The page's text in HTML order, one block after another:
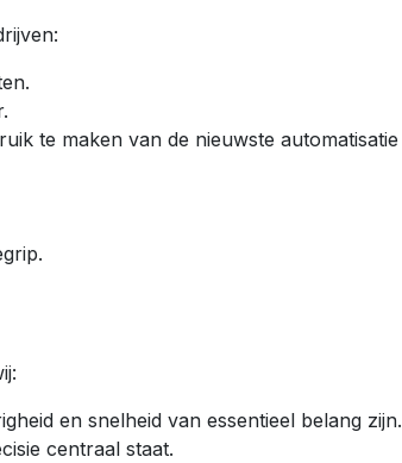
te maken van de nieuwste automatisatie
en snelheid van essentieel belang zijn.
centraal staat.